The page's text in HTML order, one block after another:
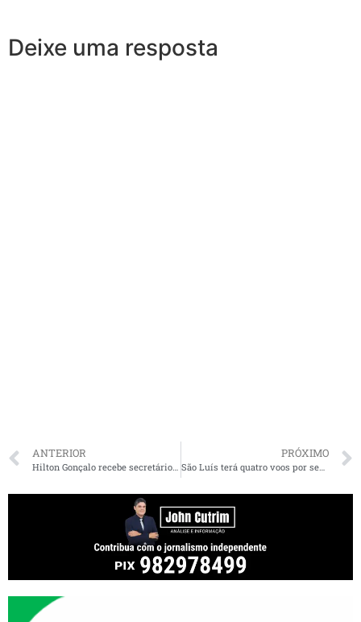
Deixe uma resposta
ANTERIOR
Hilton Gonçalo recebe secretário José Reinaldo Tavares em Santa Rita
PRÓXIMO
São Luís terá quatro voos por semana para Flórida(EUA) a partir de 16 de dezembro; capital também vai ganhar voo internacional para Portugal